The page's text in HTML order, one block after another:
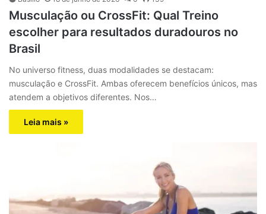
Musculação ou CrossFit: Qual Treino
escolher para resultados duradouros no
Brasil
No universo fitness, duas modalidades se destacam:
musculação e CrossFit. Ambas oferecem benefícios únicos, mas
atendem a objetivos diferentes. Nos…
Leia mais »